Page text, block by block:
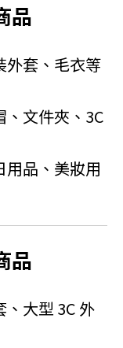
品
外套、毛衣等
文件夾、3C
用品、美妝用
品
大型 3C 外